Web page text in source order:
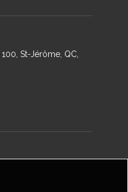
St-Jérôme, QC,